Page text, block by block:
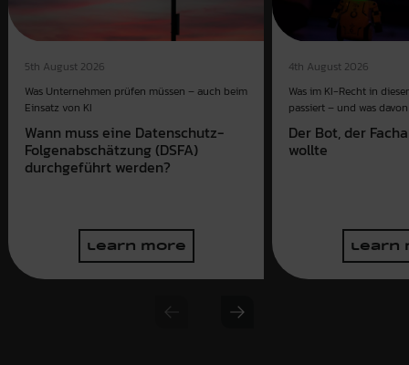
5th August 2026
Was Unternehmen prüfen müssen – auch beim
Einsatz von KI
Wann muss eine Datenschutz-
Folgenabschätzung (DSFA)
durchgeführt werden?
learn more
4th August 2026
Was im KI-Recht in
passiert – und was
Der Bot, der
wollte
learn
Previous slide
Next slide